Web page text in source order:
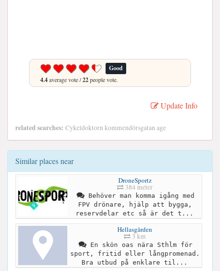
Good
4.4average vote /22people vote.
Update Info
related searches: Cykeldoktorn kommendörsgatan age
Similar places near
DroneSportz
384 meter
Behöver man komma igång med
FPV drönare, hjälp att bygga,
reservdelar etc så är det t...
Hellasgården
3 km
En skön oas nära Sthlm för
sport, fritid eller långpromenad.
Bra utbud på enklare til...